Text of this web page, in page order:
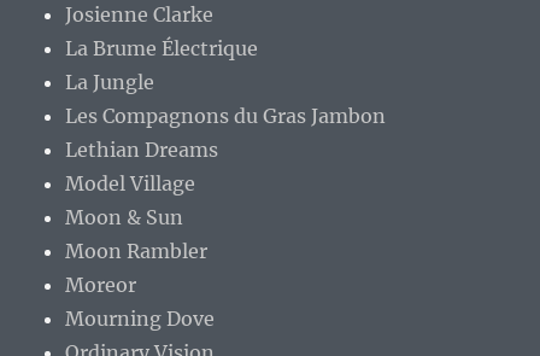
Josienne Clarke
La Brume Électrique
La Jungle
Les Compagnons du Gras Jambon
Lethian Dreams
Model Village
Moon & Sun
Moon Rambler
Moreor
Mourning Dove